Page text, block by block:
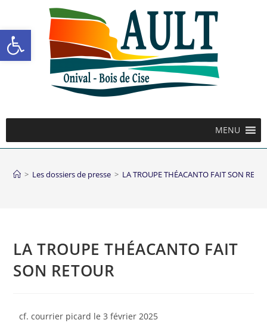
Ouvrir la barre d’outils
MENU
> Les dossiers de presse > LA TROUPE THÉACANTO FAIT SON
LA TROUPE THÉACANTO FAIT
SON RETOUR
cf. courrier picard le 3 février 2025